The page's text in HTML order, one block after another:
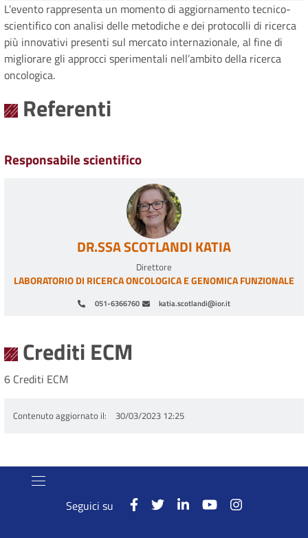
L’evento rappresenta un momento di aggiornamento tecnico-
scientifico con analisi delle metodiche e dei protocolli di ricerca
più innovativi presenti sul mercato internazionale, al fine di
migliorare gli approcci sperimentali nell’ambito della ricerca
oncologica.
Referenti
Responsabile scientifico
051-6366760 katia.scotlandi@ior.it
DR.SSA SCOTLANDI KATIA
Direttore
LABORATORIO DI RICERCA ONCOLOGICA E GENOMICA FUNZIONALE
Crediti ECM
6 Crediti ECM
Contenuto aggiornato il 30/03/2023 12:25
Seguici su